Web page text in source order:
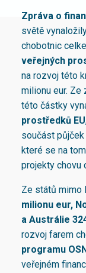
Zpráva o
světě
chobotnic
veřejných
na rozvoj této
milionu eur. Ze
této částky
prostředků EU
součást
které se na
projekty chovu
Ze států mimo
milionu eur,
a Austrálie
rozvoj farem
programu OSN
veřejném